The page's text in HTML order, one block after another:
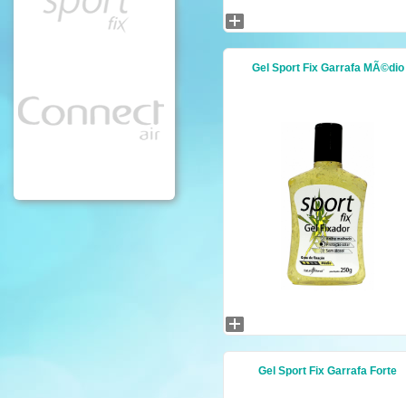
Gel Sport Fix Garrafa MÃ©dio
Gel Sport Fix Garrafa Forte